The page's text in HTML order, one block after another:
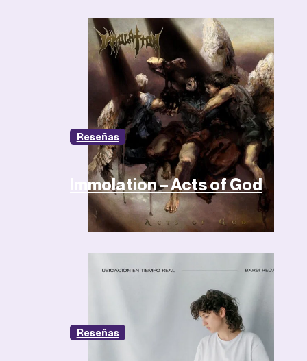
Reseñas
Immolation – Acts of God
Reseñas